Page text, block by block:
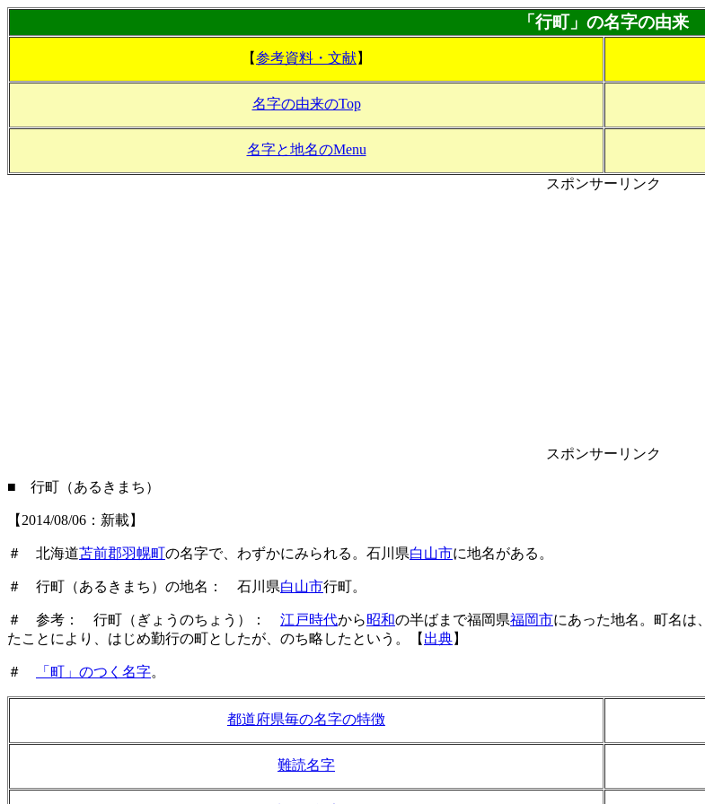
「行町」の名字の由来
【参考資料・文献】
名字の由来のTop
名字と地名のMenu
スポンサーリンク
スポンサーリンク
■ 行町（あるきまち）
【2014/08/06：新載】
＃ 北海道苫前郡羽幌町の名字で、わずかにみられる。石川県白山市に地名がある。
＃ 行町（あるきまち）の地名： 石川県白山市行町。
＃ 参考： 行町（ぎょうのちょう）： 江戸時代から昭和の半ばまで福岡県福岡市にあった地名。町名は、
たことにより、はじめ勤行の町としたが、のち略したという。【 出典】
＃ 「町」のつく名字。
都道府県毎の名字の特徴
難読名字